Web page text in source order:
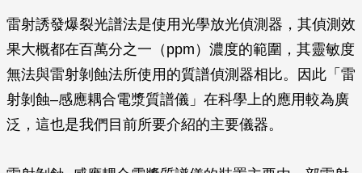
雷射誘發爆裂光譜法是使用光學放光偵測器，其偵測效
果大概都在百萬分之一（ppm）濃度的範圍，其靈敏度
無法與雷射剝蝕法所使用的質譜偵測器相比。因此「雷
射剝蝕–感應耦合電漿質譜儀」在科學上的應用較為廣
泛，這也是我們目前所要介紹的主要儀器。